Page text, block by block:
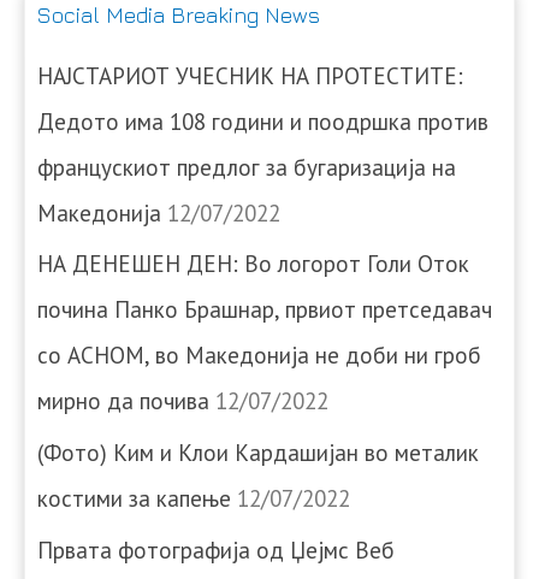
Social Media Breaking News
НАЈСТАРИОТ УЧЕСНИК НА ПРОТЕСТИТЕ:
Дедото има 108 години и поодршка против
францускиот предлог за бугаризација на
Македонија 12/07/2022
НА ДЕНЕШЕН ДЕН: Во логорот Голи Оток
почина Панко Брашнар, првиот претседавач
со АСНОМ, во Македонија не доби ни гроб
мирно да почива 12/07/2022
(Фото) Ким и Клои Кардашијан во металик
костими за капење 12/07/2022
Првата фотографија од Џејмс Веб